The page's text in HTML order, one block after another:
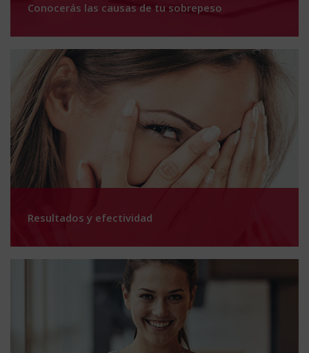
Conocerás las causas de tu sobrepeso
Resultados y efectividad